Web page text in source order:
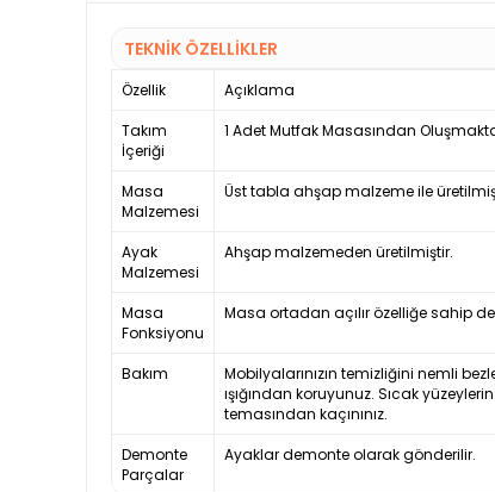
TEKNİK ÖZELLİKLER
Özellik
Açıklama
Takım
İçeriği
1 Adet Mutfak Masasından
Masa
Malzemesi
Üst tabla ahşap malzeme ile
Ayak
Malzemesi
Ahşap malzemeden üretilmiştir.
Masa
Fonksiyonu
Masa ortadan açılır özelliğe sahip
Bakım
Mobilyalarınızın temizliğini nemli
ışığından koruyunuz. Sıcak
temasından kaçınınız.
Demonte
Parçalar
Ayaklar demonte olarak gönderilir.